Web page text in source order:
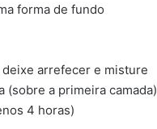
forma de fundo
arrefecer e misture
(sobre a primeira camada)
4 horas)